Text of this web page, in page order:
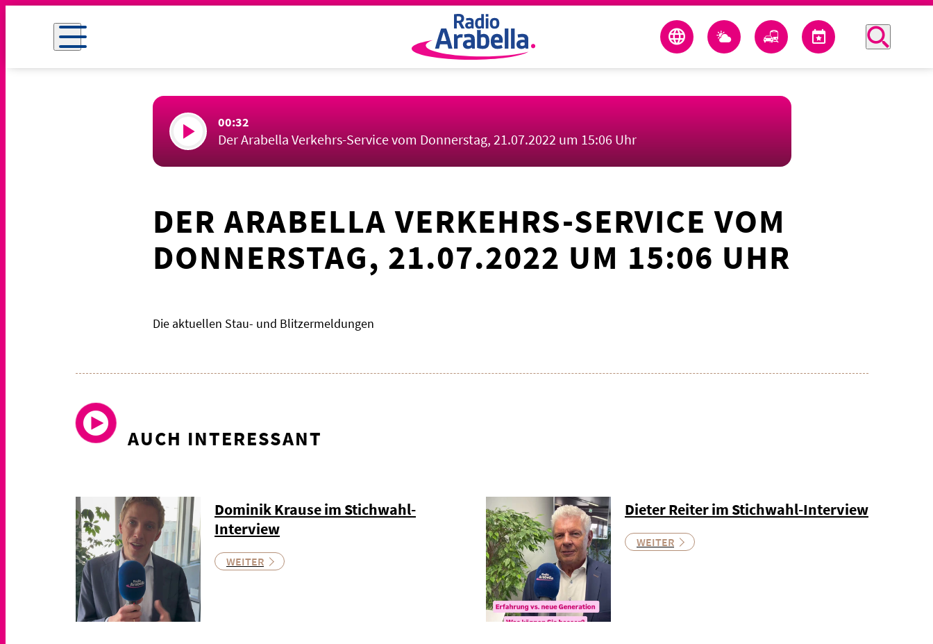
00:32
Der Arabella Verkehrs-Service vom Donnerstag, 21.07.2022 um 15:06 Uhr
DER ARABELLA VERKEHRS-SERVICE VOM
DONNERSTAG, 21.07.2022 UM 15:06 UHR
Die aktuellen Stau- und Blitzermeldungen
AUCH INTERESSANT
Dominik Krause im Stichwahl-
Interview
WEITER
Dieter Reiter im Stichwahl-Interview
WEITER